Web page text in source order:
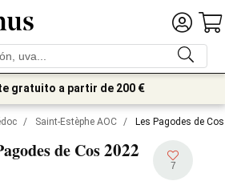
gratuito a partir de 200 €
/ Saint-Estèphe AOC / Les Pagodes de
de Cos2022
7